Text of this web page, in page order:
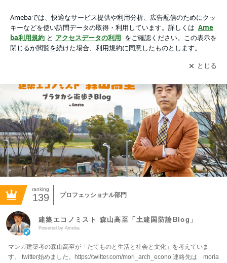
meba
アプリをダウンロードして ブログの更新通知
を受け取りまし
ょう。
開く
ranking
139 プロフェッショナル部門
建築エコノミスト 森山高至「土建国防論Blog」
Powered by Ameba
マンガ建築考の森山高至が「たてものと生活と社会と文化」を考えていま
す。 twitter始めました。https://twitter.com/mori_arch_econo 連絡先は moria